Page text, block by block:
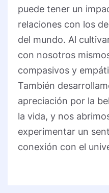
puede tener un
relaciones con los
del mundo. Al
con nosotros
compasivos y
También
apreciación por la
la vida, y nos
experimentar un
conexión con el